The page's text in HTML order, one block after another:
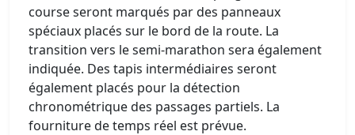
course seront marqués par des panneaux
spéciaux placés sur le bord de la route. La
transition vers le semi-marathon sera également
indiquée. Des tapis intermédiaires seront
également placés pour la détection
chronométrique des passages partiels. La
fourniture de temps réel est prévue.